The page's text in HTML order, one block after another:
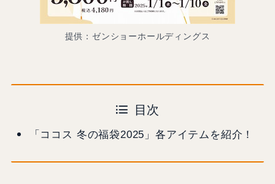
提供：ゼンショーホールディングス
目次
「ココス 冬の福袋2025」各アイテムを紹介！